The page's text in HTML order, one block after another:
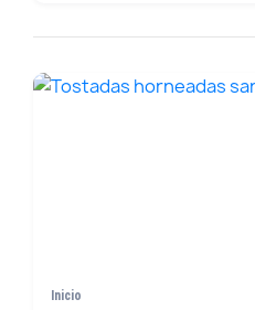
Inicio